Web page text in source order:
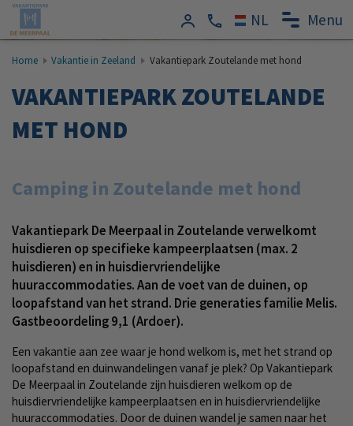
Menu
Home Vakantie in Zeeland Vakantiepark Zoutelande met hond
VAKANTIEPARK ZOUTELANDE
MET HOND
Camping in Zoutelande met hond
Vakantiepark De Meerpaal in Zoutelande verwelkomt
huisdieren op specifieke kampeerplaatsen (max. 2
huisdieren) en in huisdiervriendelijke
huuraccommodaties. Aan de voet van de duinen, op
loopafstand van het strand. Drie generaties familie Melis.
Gastbeoordeling 9,1 (Ardoer).
Een vakantie aan zee waar je hond welkom is, met het strand op
loopafstand en duinwandelingen vanaf je plek? Op Vakantiepark
De Meerpaal in Zoutelande zijn huisdieren welkom op de
huisdiervriendelijke kampeerplaatsen en in huisdiervriendelijke
huuraccommodaties. Door de duinen wandel je samen naar het